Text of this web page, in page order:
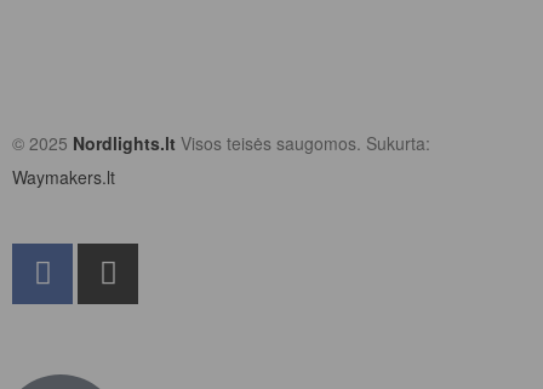
© 2025 Nordlights.lt Visos teisės saugomos. Sukurta:
Waymakers.lt